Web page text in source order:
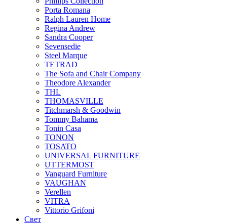
Porta Romana
Ralph Lauren Home
Regina Andrew
Sandra Cooper
Sevensedie
Steel Marque
TETRAD
The Sofa and Chair Company
Theodore Alexander
THL
THOMASVILLE
Titchmarsh & Goodwin
Tommy Bahama
Tonin Casa
TONON
TOSATO
UNIVERSAL FURNITURE
UTTERMOST
Vanguard Furniture
VAUGHAN
Verellen
VITRA
Vittorio Grifoni
Свет